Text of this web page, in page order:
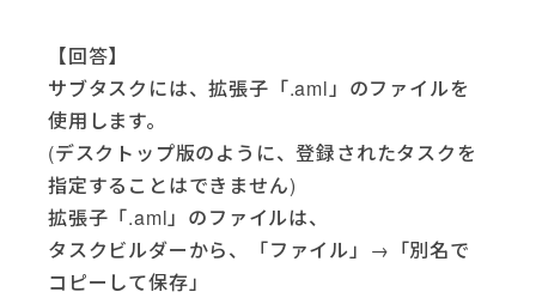
【回答】
サブタスクには、拡張子「.aml」のファイルを
使用します。
(デスクトップ版のように、登録されたタスクを
指定することはできません)
拡張子「.aml」のファイルは、
タスクビルダーから、「ファイル」→「別名で
コピーして保存」